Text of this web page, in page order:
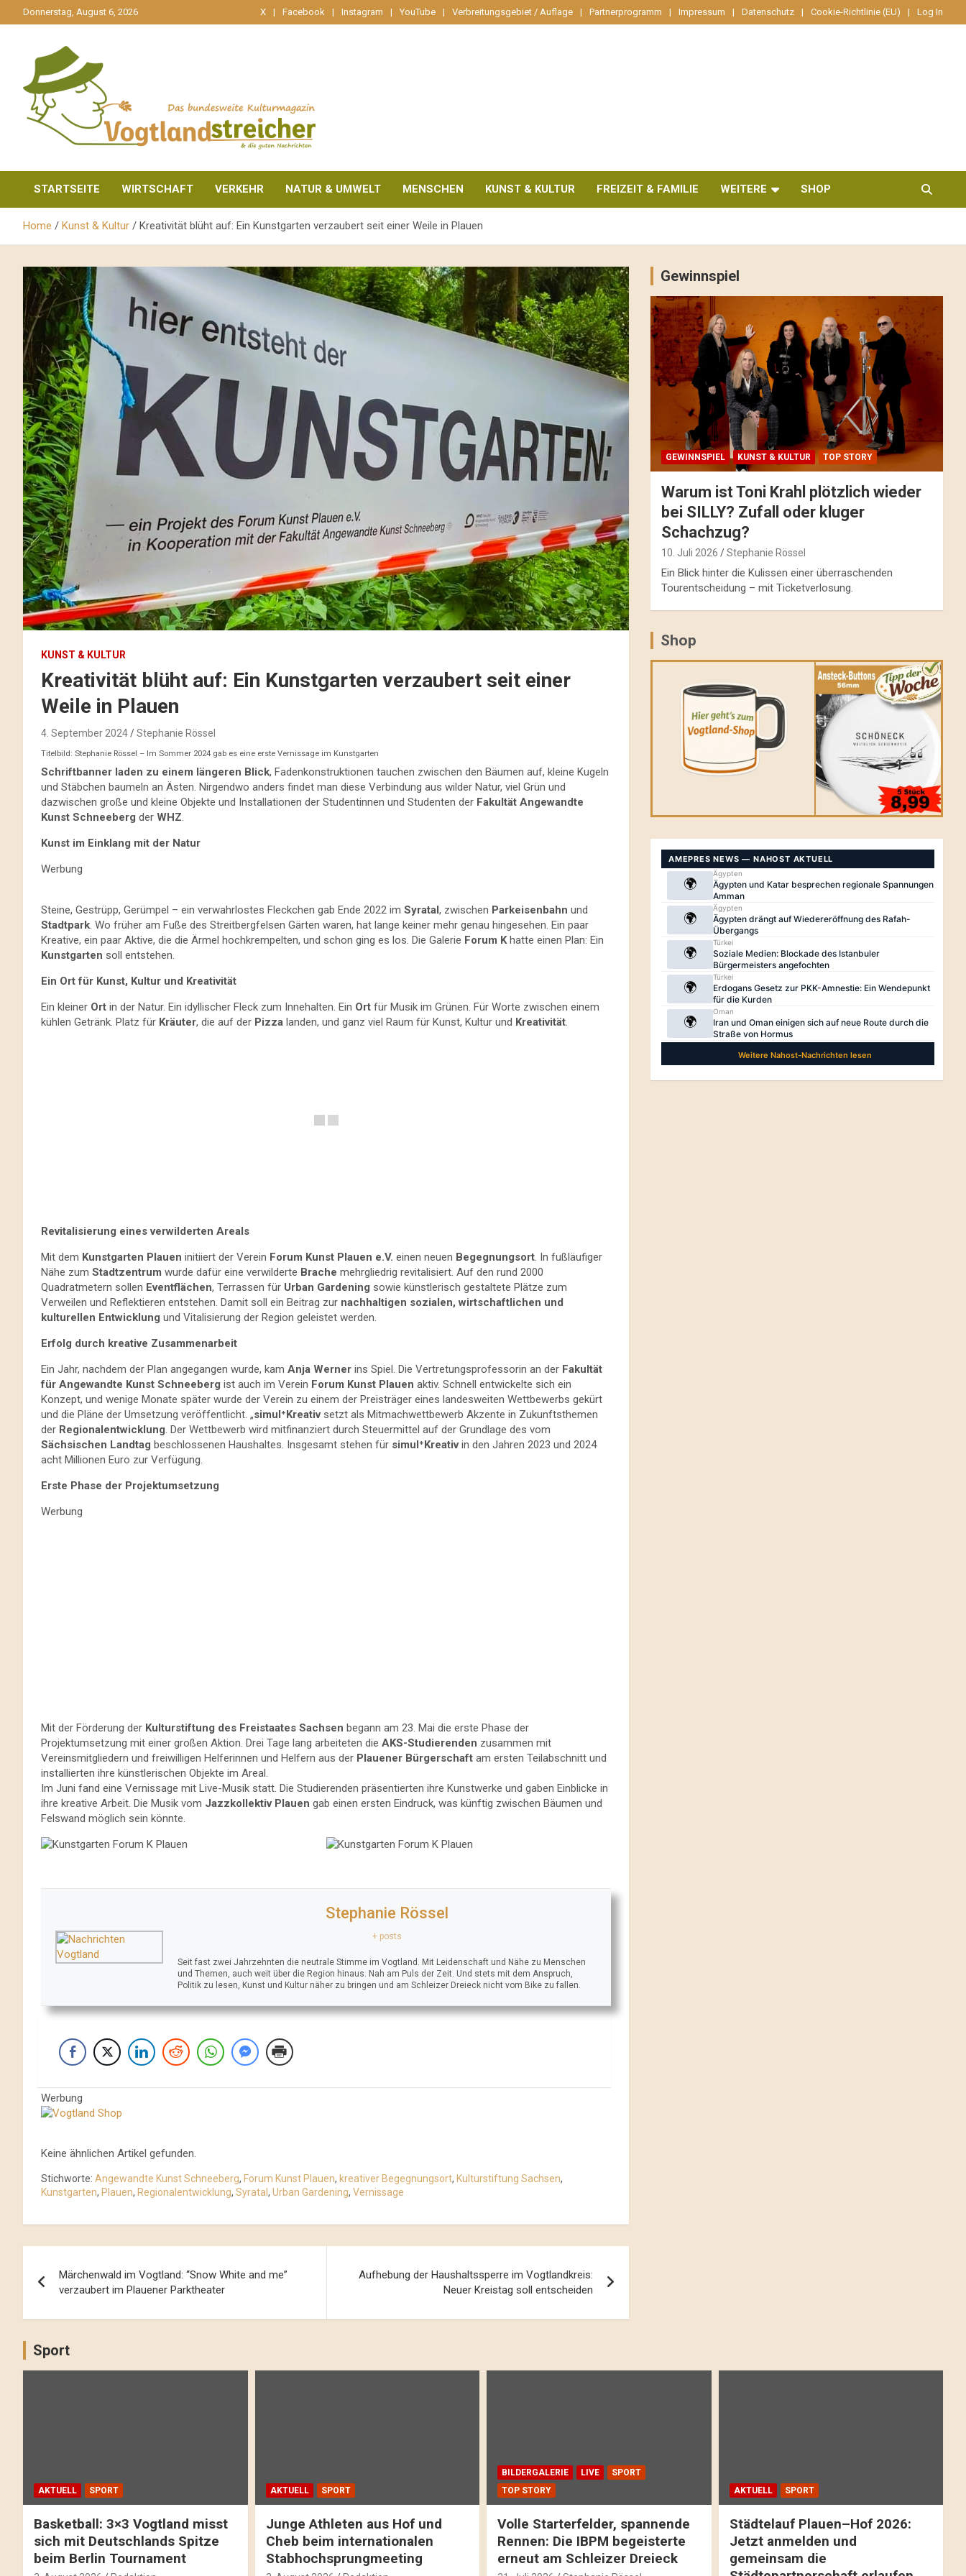
zum
Donnerstag, August 6, 2026 X Facebook Instagram YouTube Verbreitungsgebiet / Auflage Partnerprogramm Impressum Datenschutz Cookie-Richtlinie (EU) Log In
Vogtlandstreicher
STARTSEITE WIRTSCHAFT VERKEHR NATUR & UMWELT MENSCHEN KUNST & KULTUR FREIZEIT & FAMILIE WEITERE SHOP
Home Kunst & Kultur Kreativität blüht auf: Ein Kunstgarten verzaubert seit einer Weile in Plauen
KUNST & KULTUR
Kreativität blüht auf: Ein Kunstgarten verzaubert seit einer
Weile in Plauen
4. September 2024 Stephanie Rössel
Titelbild: Stephanie Rössel – Im Sommer 2024 gab es eine erste Vernissage im Kunstgarten
Schriftbanner laden zu einem längeren Blick, Fadenkonstruktionen tauchen zwischen den Bäumen auf, kleine Kugeln
und Stäbchen baumeln an Ästen. Nirgendwo anders findet man diese Verbindung aus wilder Natur, viel Grün und
dazwischen große und kleine Objekte und Installationen der Studentinnen und Studenten der Fakultät Angewandte
Kunst Schneeberg der WHZ
Kunst im Einklang mit der Natur
Werbung
Steine, Gestrüpp, Gerümpel – ein verwahrlostes Fleckchen gab Ende 2022 im Syratal, zwischen Parkeisenbahn und
Stadtpark . Wo früher am Fuße des Streitbergfelsen Gärten waren, hat lange keiner mehr genau hingesehen. Ein paar
Kreative, ein paar Aktive, die die Ärmel hochkrempelten, und schon ging es los. Die Galerie Forum Khatte einen Plan: Ein
Kunstgarten soll entstehen.
Ein Ort für Kunst, Kultur und Kreativität
Ein kleiner Ort in der Natur. Ein idyllischer Fleck zum Innehalten. Ein Ort für Musik im Grünen. Für Worte zwischen einem
kühlen Getränk. Platz für Kräuter, die auf der Pizza landen, und ganz viel Raum für Kunst, Kultur und Kreativität
Revitalisierung eines verwilderten Areals
Mit dem Kunstgarten Plauen initiiert der Verein Forum Kunst Plauen e.V. einen neuen Begegnungsort . In fußläufiger
Nähe zum Stadtzentrum wurde dafür eine verwilderte Brache mehrgliedrig revitalisiert. Auf den rund 2000
Quadratmetern sollen Eventflächen, Terrassen für Urban Gardening sowie künstlerisch gestaltete Plätze zum
Verweilen und Reflektieren entstehen. Damit soll ein Beitrag zur nachhaltigen sozialen, wirtschaftlichen und
kulturellen Entwicklung und Vitalisierung der Region geleistet werden.
Erfolg durch kreative Zusammenarbeit
Ein Jahr, nachdem der Plan angegangen wurde, kam Anja Werner ins Spiel. Die Vertretungsprofessorin an der Fakultät
für Angewandte Kunst Schneeberg ist auch im Verein Forum Kunst Plauen aktiv. Schnell entwickelte sich ein
Konzept, und wenige Monate später wurde der Verein zu einem der Preisträger eines landesweiten Wettbewerbs gekürt
und die Pläne der Umsetzung veröffentlicht. „simul⁺Kreativsetzt als Mitmachwettbewerb Akzente in Zukunftsthemen
der Regionalentwicklung . Der Wettbewerb wird mitfinanziert durch Steuermittel auf der Grundlage des vom
Sächsischen Landtag beschlossenen Haushaltes. Insgesamt stehen für simul⁺Kreativin den Jahren 2023 und 2024
acht Millionen Euro zur Verfügung.
Erste Phase der Projektumsetzung
Werbung
Mit der Förderung der Kulturstiftung des Freistaates Sachsen begann am 23. Mai die erste Phase der
Projektumsetzung mit einer großen Aktion. Drei Tage lang arbeiteten die AKS-Studierenden zusammen mit
Vereinsmitgliedern und freiwilligen Helferinnen und Helfern aus der Plauener Bürgerschaft am ersten Teilabschnitt und
installierten ihre künstlerischen Objekte im Areal.
Im Juni fand eine Vernissage mit Live-Musik statt. Die Studierenden präsentierten ihre Kunstwerke und gaben Einblicke in
ihre kreative Arbeit. Die Musik vom Jazzkollektiv Plauen gab einen ersten Eindruck, was künftig zwischen Bäumen und
Felswand möglich sein könnte.
Stephanie Rössel
+ posts
Seit fast zwei Jahrzehnten die neutrale Stimme im Vogtland. Mit Leidenschaft und Nähe zu Menschen
und Themen, auch weit über die Region hinaus. Nah am Puls der Zeit. Und stets mit dem Anspruch,
Politik zu lesen, Kunst und Kultur näher zu bringen und am Schleizer Dreieck nicht vom Bike zu fallen.
Werbung
Keine ähnlichen Artikel gefunden.
Stichworte: Angewandte Kunst Schneeberg, Forum Kunst Plauen, kreativer Begegnungsort, Kulturstiftung Sachsen,
Kunstgarten, Plauen, Regionalentwicklung, Syratal, Urban Gardening, Vernissage
Navigation
Märchenwald im Vogtland: “Snow White and me”
verzaubert im Plauener Parktheater
Aufhebung der Haushaltssperre im Vogtlandkreis:
Neuer Kreistag soll entscheiden
Gewinnspiel
GEWINNSPIEL KUNST & KULTUR TOP STORY
Warum ist Toni Krahl plötzlich wieder
bei SILLY? Zufall oder kluger
Schachzug?
10. Juli 2026 Stephanie Rössel
Ein Blick hinter die Kulissen einer überraschenden
Tourentscheidung – mit Ticketverlosung.
Shop
Sport
AKTUELL SPORT
Basketball: 3×3 Vogtland misst
sich mit Deutschlands Spitze
beim Berlin Tournament
AKTUELL SPORT
Junge Athleten aus Hof und
Cheb beim internationalen
Stabhochsprungmeeting
BILDERGALERIE LIVE
SPORT
TOP STORY
Volle Starterfelder, spannende
Rennen: Die IBPM begeisterte
erneut am Schleizer Dreieck
AKTUELL SPORT
Städtelauf Plauen–Hof 2026:
Jetzt anmelden und
gemeinsam die